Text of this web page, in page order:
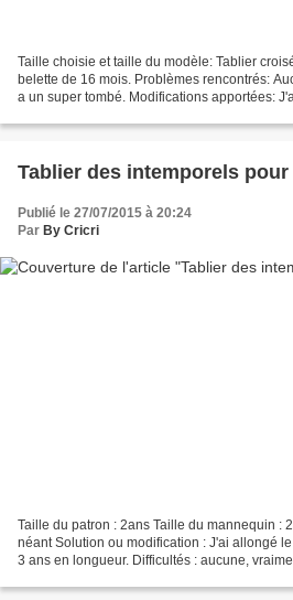
Taille choisie et taille du modèle: Tablier
belette de 16 mois. Problèmes rencontrés:
a un super tombé. Modifications apportées:
Tablier des intemporels pour
Publié le 27/07/2015 à 20:24
Par By Cricri
Taille du patron : 2ans Taille du mannequin :
néant Solution ou modification : J'ai allongé
3 ans en longueur. Difficultés : aucune,